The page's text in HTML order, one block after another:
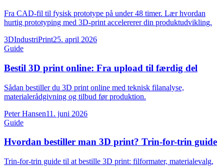
Fra CAD-fil til fysisk prototype på under 48 timer. Lær hvordan
hurtig prototyping med 3D-print accelererer din produktudvikling.
3DIndustriPrint25. april 2026
Guide
Bestil 3D print online: Fra upload til færdig del
Sådan bestiller du 3D print online med teknisk filanalyse,
materialerådgivning og tilbud før produktion.
Peter Hansen11. juni 2026
Guide
Hvordan bestiller man 3D print? Trin-for-trin guide
Trin-for-trin guide til at bestille 3D print: filformater, materialevalg,